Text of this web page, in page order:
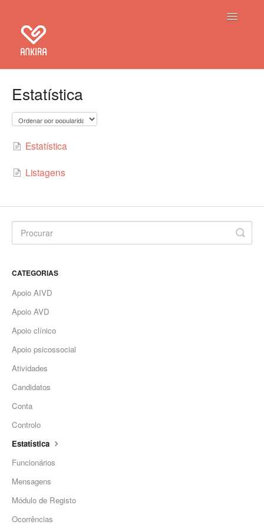
Toggle
Estatística
Estatística
Listagens
CATEGORIAS
Apoio AIVD
Apoio AVD
Apoio clínico
Apoio psicossocial
Atividades
Candidatos
Conta
Controlo
Estatística
Funcionários
Mensagens
Módulo de Registo
Ocorrências